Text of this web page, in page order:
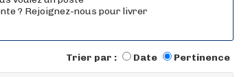
? Rejoignez-nous pour livrer
Trier par : Date Pertinence